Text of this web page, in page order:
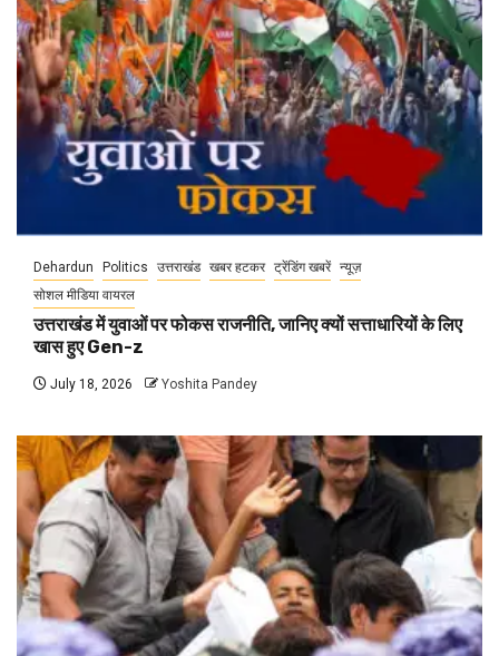
Dehardun Politics उत्तराखंड खबर हटकर ट्रेंडिंग खबरें न्यूज़
सोशल मीडिया वायरल
उत्तराखंड में युवाओं पर फोकस राजनीति, जानिए क्यों सत्ताधारियों के लिए
खास हुए Gen-z
July 18, 2026 Yoshita Pandey